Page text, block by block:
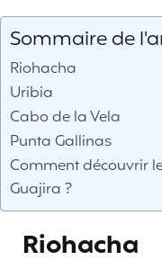
Sommaire de
Riohacha
Uribia
Cabo de la Vela
Punta Gallinas
Comment découvrir
Guajira ?
Riohacha